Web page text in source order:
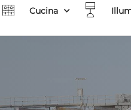
Cucina